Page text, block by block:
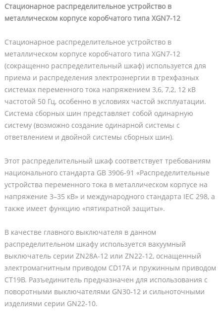
Стационарное распределительное устройство в
металлическом корпусе коробчатого типа XGN7-12
Стационарное распределительное устройство в
металлическом корпусе коробчатого типа XGN7-12
(сокращенно распределительный шкаф) используется для
приема и распределения электроэнергии в трехфазных
системах переменного тока напряжением 3,6, 7,2, 12 кВ
частотой 50 Гц, особенно в условиях частой эксплуатации.
Система сборных шин представляет собой одинарную
систему (возможно создание одинарной системы с
ответвлением и двойной системы сборных шин).
Этот распределительный шкаф соответствует требованиям
национального стандарта GB 3906-91 «Распределительные
устройства переменного тока в металлическом корпусе на
напряжение 3–35 кВ» и международного стандарта IEC 298, а
также имеет функцию «пятикратной защиты».
В качестве главного выключателя в данном
распределительном шкафу используется вакуумный
выключатель серии ZN28A-12 или ZN22-12, оснащенный
электромагнитным приводом CD17A и пружинным приводом
CT19B. Разъединитель предназначен для использования с
поворотными выключателями GN30-12 и сильноточными
изделиями серии GN22-10.